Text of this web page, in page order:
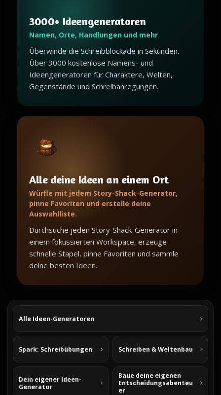
3000+ Ideengeneratoren
Namen, Orte, Handlungen und mehr
Überwinde die Schreibblockade in Sekunden.
Über 3000 kostenlose Namens- und
Ideengeneratoren für Charaktere, Welten,
Gegenstände und Schreibanregungen.
Alle deine Ideen an einem Ort
Würfle mit jedem Story-Shack-Generator,
pinne Favoriten und erstelle deine
Auswahlliste.
Durchsuche jeden Story-Shack-Generator in
einem fokussierten Workspace, erzeuge
schnelle Stapel, pinne Favoriten und sammle
deine besten Ideen.
Alle Ideen-Generatoren
Spark: Schreibübungen Schreiben & Weltenbau
Dein eigener Ideen-
Generator
Baue deine eigenen
Entscheidungsabenteu
er